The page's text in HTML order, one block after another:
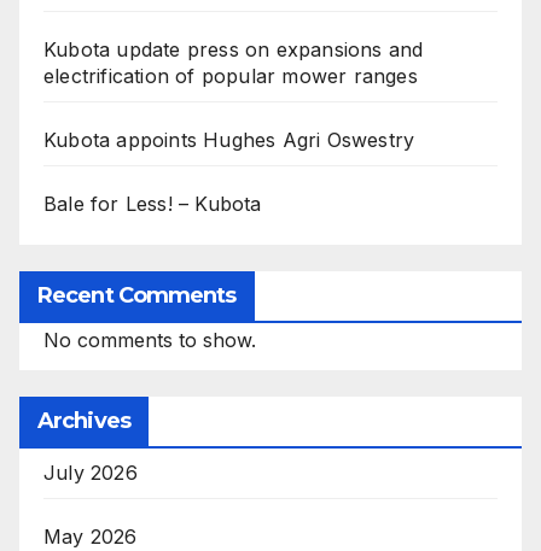
Kubota update press on expansions and
electrification of popular mower ranges
Kubota appoints Hughes Agri Oswestry
Bale for Less! – Kubota
Recent Comments
No comments to show.
Archives
July 2026
May 2026